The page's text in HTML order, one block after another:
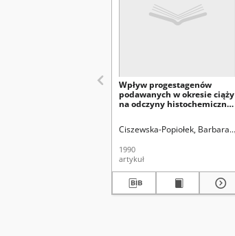
Wpływ progestagenów
podawanych w okresie ciąży
na odczyny histochemiczne
Ciszewska-Popiołek, Barbara.
1990
artykuł